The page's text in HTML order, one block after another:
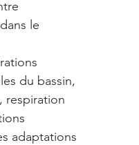
le
du bassin,
respiration
adaptations